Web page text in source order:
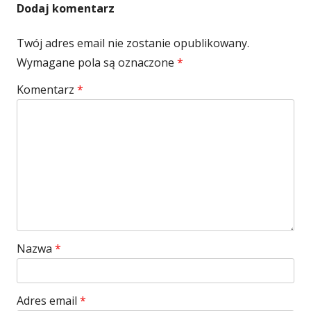
Dodaj komentarz
Twój adres email nie zostanie opublikowany.
Wymagane pola są oznaczone *
Komentarz *
Nazwa *
Adres email *